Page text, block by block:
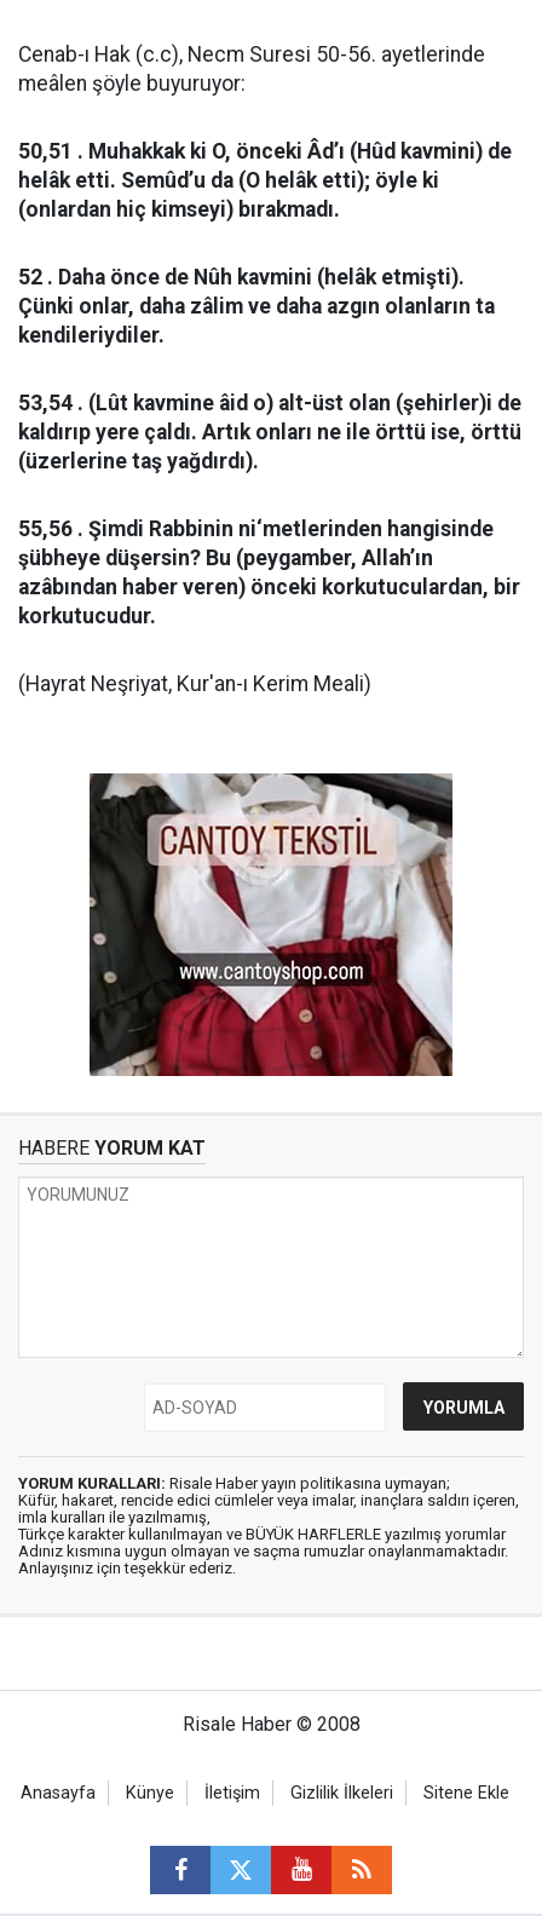
Cenab-ı Hak (c.c), Necm Suresi 50-56. ayetlerinde
meâlen şöyle buyuruyor:
50,51 . Muhakkak ki O, önceki Âd’ı (Hûd kavmini) de
helâk etti. Semûd’u da (O helâk etti); öyle ki
(onlardan hiç kimseyi) bırakmadı.
52 . Daha önce de Nûh kavmini (helâk etmişti).
Çünki onlar, daha zâlim ve daha azgın olanların ta
kendileriydiler.
53,54 . (Lût kavmine âid o) alt-üst olan (şehirler)i de
kaldırıp yere çaldı. Artık onları ne ile örttü ise, örttü
(üzerlerine taş yağdırdı).
55,56 . Şimdi Rabbinin ni‘metlerinden hangisinde
şübheye düşersin? Bu (peygamber, Allah’ın
azâbından haber veren) önceki korkutuculardan, bir
korkutucudur.
(Hayrat Neşriyat, Kur'an-ı Kerim Meali)
HABERE YORUM KAT
YORUM KURALLARI: Risale Haber yayın politikasına uymayan;
Küfür, hakaret, rencide edici cümleler veya imalar, inançlara saldırı içeren,
imla kuralları ile yazılmamış,
Türkçe karakter kullanılmayan ve BÜYÜK HARFLERLE yazılmış yorumlar
Adınız kısmına uygun olmayan ve saçma rumuzlar onaylanmamaktadır.
Anlayışınız için teşekkür ederiz.
Risale Haber © 2008
Anasayfa Künye İletişim Gizlilik İlkeleri Sitene Ekle